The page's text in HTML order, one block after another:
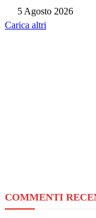
5 Agosto 2026
Carica altri
COMMENTI